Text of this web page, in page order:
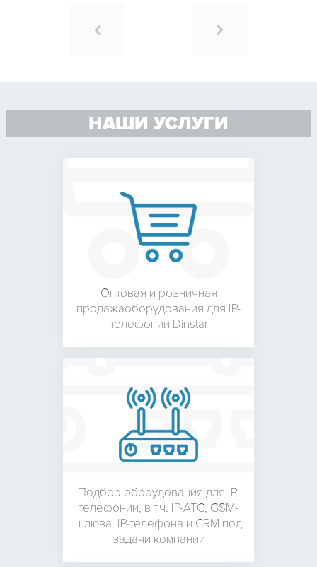
НАШИ УСЛУГИ
Оптовая и розничная
продажаоборудования для IP-
телефонии Dinstar
Подбор оборудования для IP-
телефонии, в т.ч. IP-АТС, GSM-
шлюза, IP-телефона и CRM под
задачи компании